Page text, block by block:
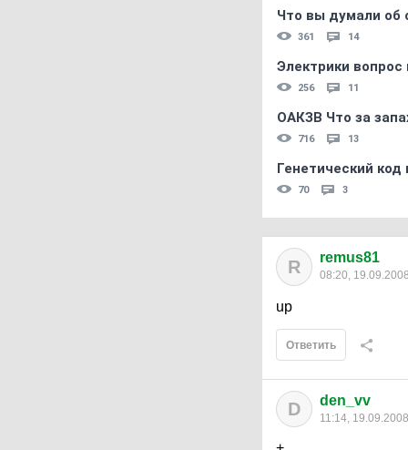
Что вы думали об
361 14
Электрики вопрос
256 11
ОАКЗВ Что за
716 13
Генетический код
70 3
R remus81
08:20, 19.09.2008
up
Ответить
D den_vv
11:14, 19.09.2008